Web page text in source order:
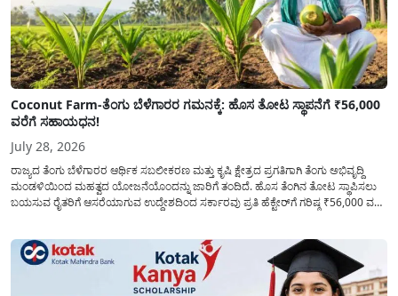
Coconut Farm-ತೆಂಗು ಬೆಳೆಗಾರರ ಗಮನಕ್ಕೆ: ಹೊಸ ತೋಟ ಸ್ಥಾಪನೆಗೆ ₹56,000
ವರೆಗೆ ಸಹಾಯಧನ!
July 28, 2026
ರಾಜ್ಯದ ತೆಂಗು ಬೆಳೆಗಾರರ ಆರ್ಥಿಕ ಸಬಲೀಕರಣ ಮತ್ತು ಕೃಷಿ ಕ್ಷೇತ್ರದ ಪ್ರಗತಿಗಾಗಿ ತೆಂಗು ಅಭಿವೃದ್ದಿ
ಮಂಡಳಿಯಿಂದ ಮಹತ್ವದ ಯೋಜನೆಯೊಂದನ್ನು ಜಾರಿಗೆ ತಂದಿದೆ. ಹೊಸ ತೆಂಗಿನ ತೋಟ ಸ್ಥಾಪಿಸಲು
ಬಯಸುವ ರೈತರಿಗೆ ಆಸರೆಯಾಗುವ ಉದ್ದೇಶದಿಂದ ಸರ್ಕಾರವು ಪ್ರತಿ ಹೆಕ್ಟೇರ್‌ಗೆ ಗರಿಷ್ಠ ₹56,000 ವರೆಗೆ